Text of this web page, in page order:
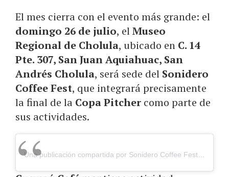
El mes cierra con el evento más grande: el
domingo 26 de julio, elMuseo
Regional de Cholula, ubicado en C. 14
Pte. 307, San Juan Aquiahuac, San
Andrés Cholula, será sede del Sonidero
Coffee Fest, que integrará precisamente
la final de la Copa Pitcher como parte de
sus actividades.